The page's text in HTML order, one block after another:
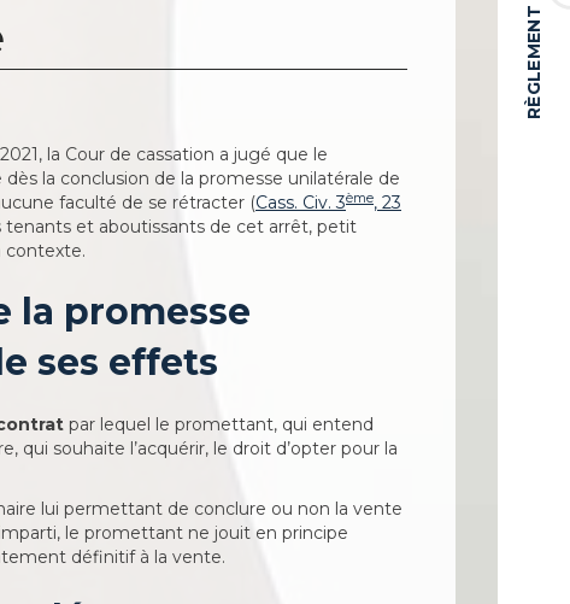
la Cour de cassation a jugé que le
la conclusion de la promesse unilatérale de
faculté de se rétracter (Cass. Civ. 3ème, 23
tenants et aboutissants de cet arrêt, petit
contexte.
la promesse
ses effets
par lequel le promettant, qui entend
qui souhaite l’acquérir, le droit d’opter pour la
lui permettant de conclure ou non la vente
le promettant ne jouit en principe
définitif à la vente.